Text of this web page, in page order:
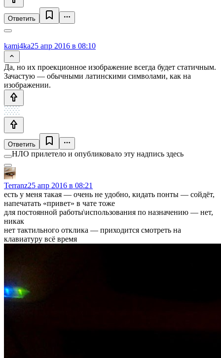
Ответить
kami4ka25 апр 2016 в 08:10
Да, но их проекционное изображение всегда будет статичным.
Зачастую — обычными латинскими символами, как на
изображении.
Ответить
НЛО прилетело и опубликовало эту надпись здесь
Terranz25 апр 2016 в 08:21
есть у меня такая — очень не удобно, кидать понты — сойдёт,
напечатать «привет» в чате тоже
для постоянной работы\использования по назначению — нет,
никак
нет тактильного отклика — приходится смотреть на
клавиатуру всё время